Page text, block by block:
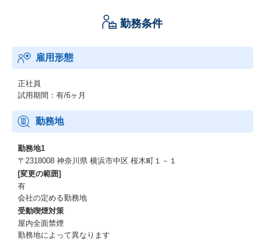
勤務条件
雇用形態
正社員
試用期間：有/6ヶ月
勤務地
勤務地1
〒2318008 神奈川県 横浜市中区 桜木町１－１
[変更の範囲]
有
会社の定める勤務地
受動喫煙対策
屋内全面禁煙
勤務地によって異なります